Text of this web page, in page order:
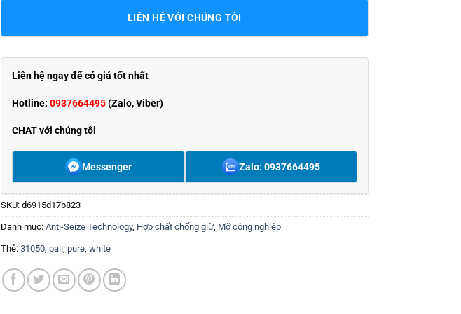
LIÊN HỆ VỚI CHÚNG TÔI
Liên hệ ngay để có giá tốt nhất
Hotline: 0937664495(Zalo, Viber)
CHAT với chúng tôi
Messenger Zalo: 0937664495
SKU: d6915d17b823
Danh mục: Anti-Seize Technology, Hợp chất chống giữ, Mỡ công nghiệp
Thẻ: 31050, pail , pure, white